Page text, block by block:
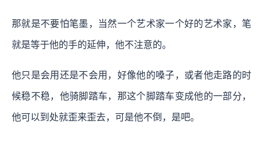
那就是不要怕笔墨，当然一个艺术家一个好的艺术家，笔
就是等于他的手的延伸，他不注意的。
他只是会用还是不会用，好像他的嗓子，或者他走路的时
候稳不稳，他骑脚踏车，那这个脚踏车变成他的一部分，
他可以到处就歪来歪去，可是他不倒，是吧。